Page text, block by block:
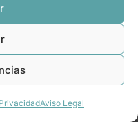
Aviso Legal